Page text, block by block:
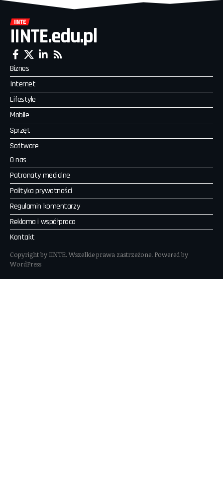
IINTE.edu.pl
Biznes
Internet
Lifestyle
Mobile
Sprzęt
Software
O nas
Patronaty medialne
Polityka prywatności
Regulamin komentarzy
Reklama i współpraca
Kontakt
Copyright by IINTE. Wszelkie prawa zastrzeżone. Powered by
WordPress